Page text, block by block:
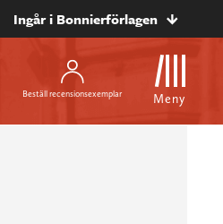
Ingår i Bonnierförlagen
Beställ recensionsexemplar Meny